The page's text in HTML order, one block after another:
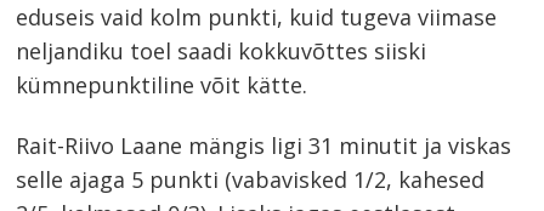
eduseis vaid kolm punkti, kuid tugeva viimase
neljandiku toel saadi kokkuvõttes siiski
kümnepunktiline võit kätte.
Rait-Riivo Laane mängis ligi 31 minutit ja viskas
selle ajaga 5 punkti (vabavisked 1/2, kahesed